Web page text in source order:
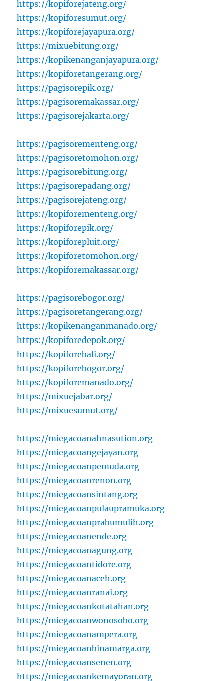
https://kopiforejateng.org/
https://kopiforesumut.org/
https://kopiforejayapura.org/
https://mixuebitung.org/
https://kopikenanganjayapura.org/
https://kopiforetangerang.org/
https://pagisorepik.org/
https://pagisoremakassar.org/
https://pagisorejakarta.org/
https://pagisorementeng.org/
https://pagisoretomohon.org/
https://pagisorebitung.org/
https://pagisorepadang.org/
https://pagisorejateng.org/
https://kopiforementeng.org/
https://kopiforepik.org/
https://kopiforepluit.org/
https://kopiforetomohon.org/
https://kopiforemakassar.org/
https://pagisorebogor.org/
https://pagisoretangerang.org/
https://kopikenanganmanado.org/
https://kopiforedepok.org/
https://kopiforebali.org/
https://kopiforebogor.org/
https://kopiforemanado.org/
https://mixuejabar.org/
https://mixuesumut.org/
https://miegacoanahnasution.org
https://miegacoangejayan.org
https://miegacoanpemuda.org
https://miegacoanrenon.org
https://miegacoansintang.org
https://miegacoanpulaupramuka.org
https://miegacoanprabumulih.org
https://miegacoanende.org
https://miegacoanagung.org
https://miegacoantidore.org
https://miegacoanaceh.org
https://miegacoanranai.org
https://miegacoankotatahan.org
https://miegacoanwonosobo.org
https://miegacoanampera.org
https://miegacoanbinamarga.org
https://miegacoansenen.org
https://miegacoankemayoran.org